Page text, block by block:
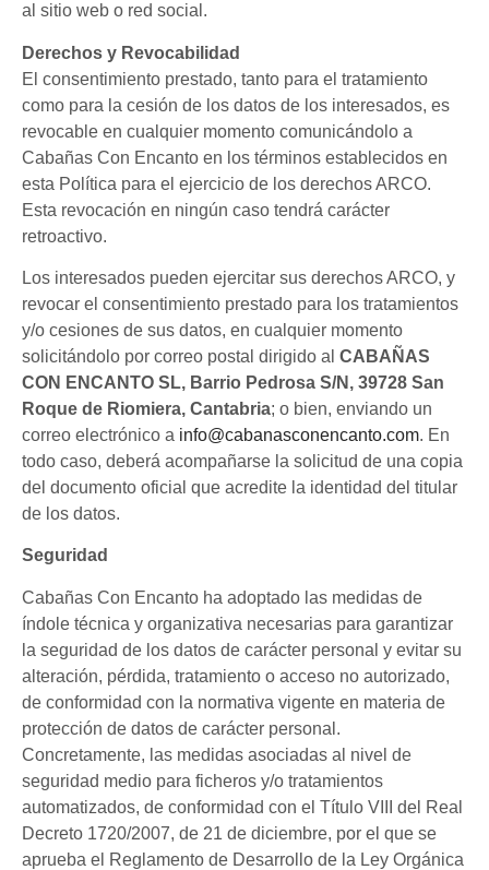
al sitio web o red social.
Derechos y Revocabilidad
El consentimiento prestado, tanto para el tratamiento
como para la cesión de los datos de los interesados, es
revocable en cualquier momento comunicándolo a
Cabañas Con Encanto en los términos establecidos en
esta Política para el ejercicio de los derechos ARCO.
Esta revocación en ningún caso tendrá carácter
retroactivo.
Los interesados pueden ejercitar sus derechos ARCO, y
revocar el consentimiento prestado para los tratamientos
y/o cesiones de sus datos, en cualquier momento
solicitándolo por correo postal dirigido al CABAÑAS
CON ENCANTO SL, Barrio Pedrosa S/N, 39728 San
Roque de Riomiera, Cantabria; o bien, enviando un
correo electrónico a info@cabanasconencanto.com. En
todo caso, deberá acompañarse la solicitud de una copia
del documento oficial que acredite la identidad del titular
de los datos.
Seguridad
Cabañas Con Encanto ha adoptado las medidas de
índole técnica y organizativa necesarias para garantizar
la seguridad de los datos de carácter personal y evitar su
alteración, pérdida, tratamiento o acceso no autorizado,
de conformidad con la normativa vigente en materia de
protección de datos de carácter personal.
Concretamente, las medidas asociadas al nivel de
seguridad medio para ficheros y/o tratamientos
automatizados, de conformidad con el Título VIII del Real
Decreto 1720/2007, de 21 de diciembre, por el que se
aprueba el Reglamento de Desarrollo de la Ley Orgánica